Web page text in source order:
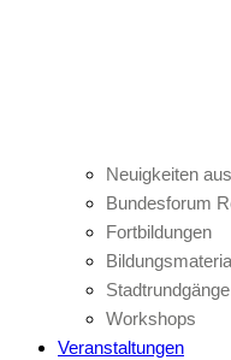
Neuigkeiten
Bundesforum
Fortbildungen
Stadtrundgänge
Workshops
Veranstaltungen